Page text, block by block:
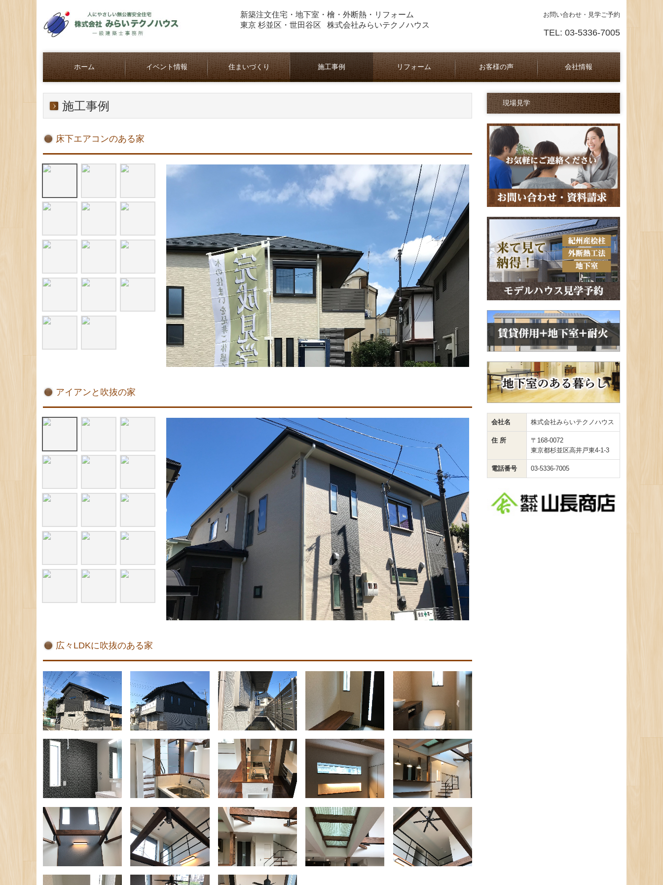
新築注文住宅・地下室・檜・外断熱・ リフォーム
東京 杉並区・世田谷区 株式会社みらいテクノハウス
お問い合わせ・見学ご予約
TEL: 03-5336-7005
ホーム イベント情報 住まいづくり
地下室のある家
紀州桧の健康住宅
外断熱換気工法
施工の流れ
施工事例 リフォーム
マンション リフォーム
お客様の声 会社情報
採用情報
ネットワーク
お問合せ
参考画像
施工事例
床下エアコンのある家
アイアンと吹抜の家
広々LDKに吹抜のある家
現場見学
会社名 株式会社みらいテクノハウス
住 所
〒168-0072
東京都杉並区高井戸東4-1-3
電話番号 03-5336-7005